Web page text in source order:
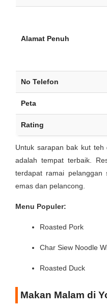
Alamat Penuh
No Telefon
Peta
Rating
Untuk sarapan bak kut
adalah tempat terbaik.
terdapat ramai pelanggan
emas dan pelancong.
Menu Populer:
Roasted Pork
Char Siew Noodle
Roasted Duck
Makan Malam di